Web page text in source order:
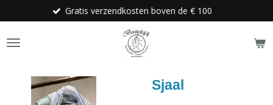
direct
naar
de
Gratis verzendkosten boven de € 100
Sjaal